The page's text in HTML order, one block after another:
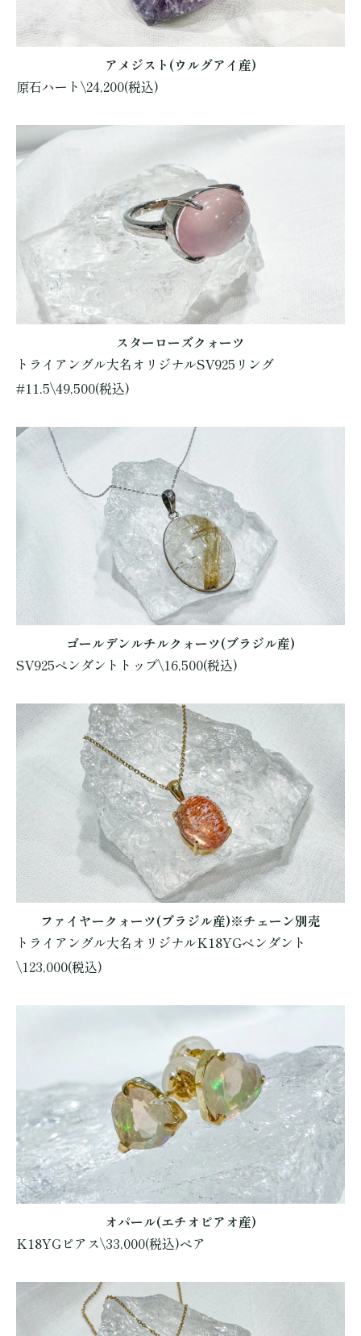
アメジスト(ウルグアイ産)
原石ハート\24,200(税込)
スターローズクォーツ
トライアングル大名オリジナルSV925リング
#11.5\49,500(税込)
ゴールデンルチルクォーツ(ブラジル産)
SV925ペンダントトップ\16,500(税込)
ファイヤークォーツ(ブラジル産)※チェーン別売
トライアングル大名オリジナルK18YGペンダント
\123,000(税込)
オパール(エチオピアオ産)
K18YGピアス\33,000(税込)ペア